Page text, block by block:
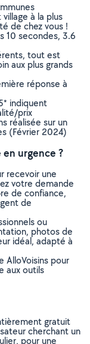
à la plus
de chez vous !
10 secondes, 3.6
tout est
aux plus grands
réponse à
indiquent
prix
réalisée sur un
(Février 2024)
urgence ?
recevoir une
votre demande
de confiance,
de
ou
photos de
idéal, adapté à
AlloVoisins pour
aux outils
gratuit
cherchant un
pour une